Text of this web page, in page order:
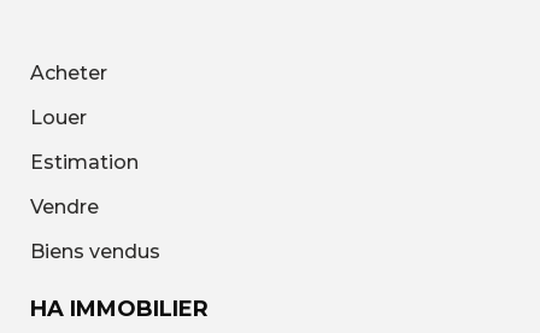
HA IMMOBILIER
Acheter
Louer
Estimation
Vendre
Biens vendus